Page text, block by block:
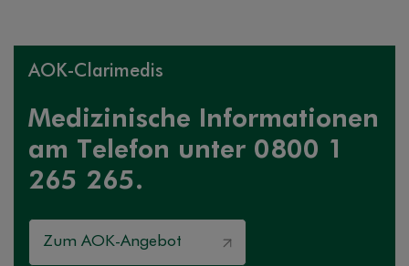
AOK-Clarimedis
Medizinische Informationen
am Telefon unter 0800 1
265 265.
Zum AOK-Angebot